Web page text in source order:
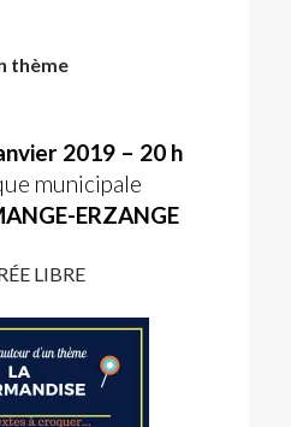
thème
2019 – 20 h
municipale
ERZANGE
LIBRE